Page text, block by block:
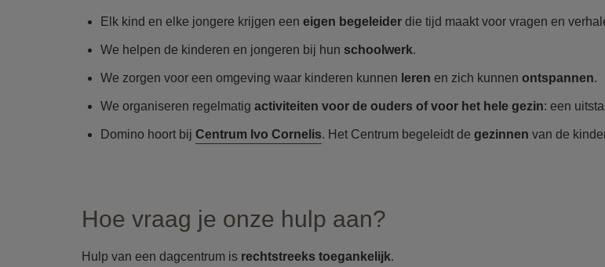
Elk kind en elke jongere krijgen een eigen begeleider die tijd maakt voor vragen en
We helpen de kinderen en jongeren bij hun schoolwerk.
We zorgen voor een omgeving waar kinderen kunnen leren en zich kunnen ontspannen.
We organiseren regelmatig activiteiten voor de ouders of voor het hele gezin: een
Domino hoort bij Centrum Ivo Cornelis. Het Centrum begeleidt de gezinnen van de
Hoe vraag je onze hulp aan?
Hulp van een dagcentrum is rechtstreeks toegankelijk.